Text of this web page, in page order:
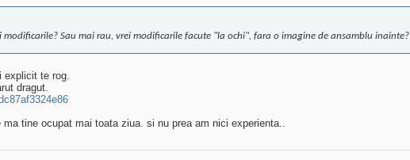
modificarile? Sau mai rau, vrei modificarile facute "la ochi", fara o imagine de ansamblu inainte?
explicit te rog.
dragut.
tine ocupat mai toata ziua. si nu prea am nici experienta..